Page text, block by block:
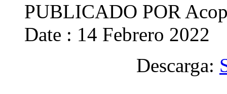
PUBLICADO POR
Date : 14 Febrero 2022
Descarga: